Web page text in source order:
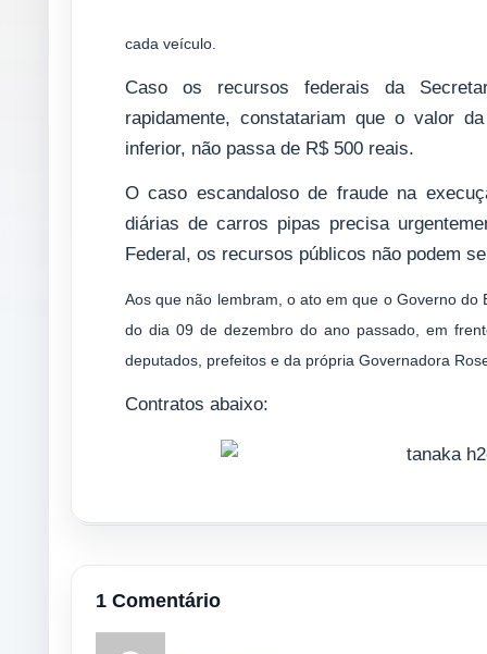
cada veículo.
Caso os recursos federais da
rapidamente, constatariam que o valor
inferior, não passa de R$ 500 reais.
O caso escandaloso de fraude na
diárias de carros pipas precisa
Federal, os recursos públicos não podem
Aos que não lembram, o ato em que o Governo
do dia 09 de dezembro do ano passado, em
deputados, prefeitos e da própria Governadora
Contratos abaixo:
1 Comentário